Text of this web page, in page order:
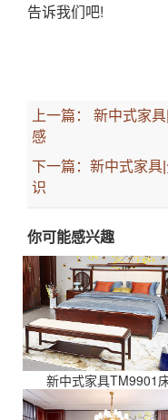
告诉我们吧!
上一篇：
新中式家
感
下一篇：
新中式家具
识
你可能感兴趣
新中式家具TM9901